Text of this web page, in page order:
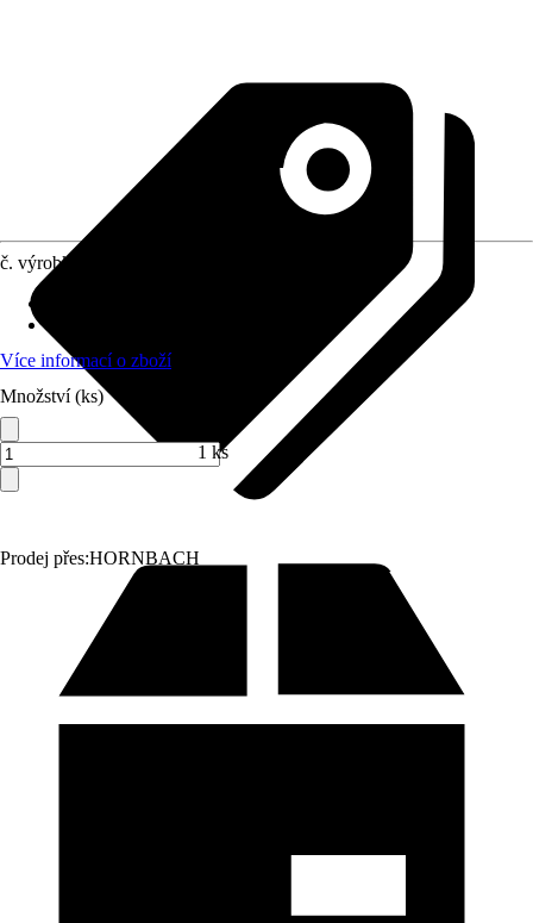
Prodej přes:HORNBACH
č. výrobku
Více informací o zboží
Množství (ks)
1 ks